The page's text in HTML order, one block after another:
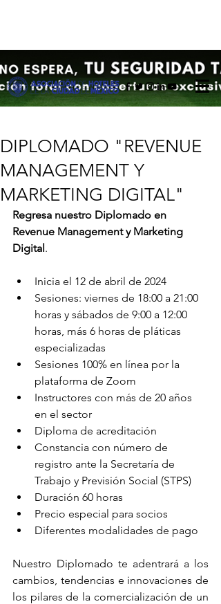
DIPLOMADO "REVENUE
MANAGEMENT Y
MARKETING DIGITAL"
Regresa nuestro Diplomado en
Revenue Management y Marketing
Digital.
Inicia el 12 de abril de 2024
Sesiones: viernes de 18:00 a 21:00
horas y sábados de 9:00 a 12:00
horas, más 6 horas de pláticas
especializadas
Sesiones 100% en línea por la
plataforma de Zoom
Instructores con más de 20 años
en el sector
Diploma de acreditación
Constancia con número de
registro ante la Secretaría de
Trabajo y Previsión Social (STPS)
Duración 60 horas
Precio especial para socios
Diferentes modalidades de pago
Nuestro Diplomado te adentrará a los
cambios, tendencias e innovaciones de
los pilares de la comercialización de un